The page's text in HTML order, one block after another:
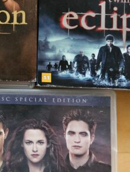
1 på lager
Legg i handlekurv
Alternative:
Beskrivelse
Alle 5 filmer i